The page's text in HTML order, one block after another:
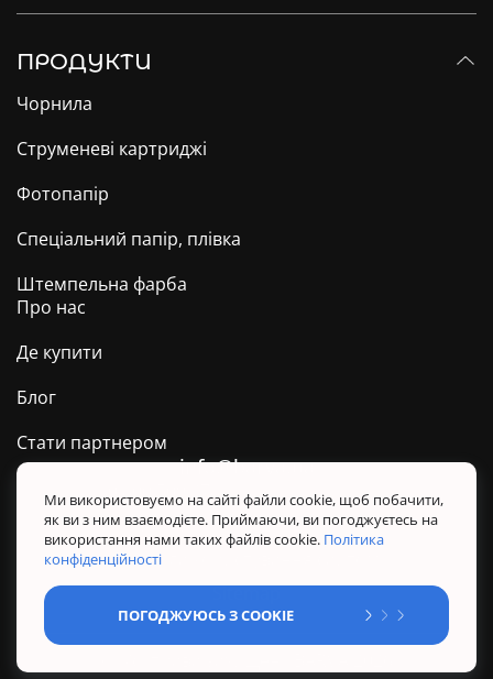
ПРОДУКТИ
Чорнила
Струменеві картриджі
Фотопапір
Спеціальний папір, плівка
Штемпельна фарба
Про нас
Де купити
Блог
Стати партнером
Техпідтримка ТМ BARVA
Політика конфіденційності
Правила користування сайтом
Sitemap
info@barva.ua
Ми використовуємо на сайті файли cookie, щоб побачити,
як ви з ним взаємодієте. Приймаючи, ви погоджуєтесь на
використання нами таких файлів cookie. Політика
конфіденційності
ПОГОДЖУЮСЬ З COOKIE